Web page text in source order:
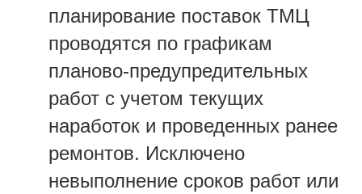
планирование поставок ТМЦ
проводятся по графикам
планово-предупредительных
работ с учетом текущих
наработок и проведенных ранее
ремонтов. Исключено
невыполнение сроков работ или